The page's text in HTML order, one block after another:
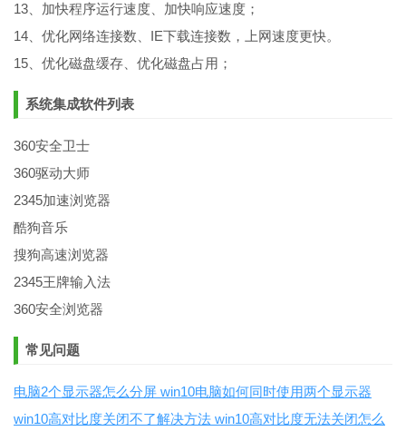
13、加快程序运行速度、加快响应速度；
14、优化网络连接数、IE下载连接数，上网速度更快。
15、优化磁盘缓存、优化磁盘占用；
系统集成软件列表
360安全卫士
360驱动大师
2345加速浏览器
酷狗音乐
搜狗高速浏览器
2345王牌输入法
360安全浏览器
常见问题
电脑2个显示器怎么分屏 win10电脑如何同时使用两个显示器
win10高对比度关闭不了解决方法 win10高对比度无法关闭怎么